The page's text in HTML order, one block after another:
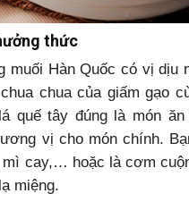
thức
muối Hàn Quốc có vị dịu
chua của giấm gạo
quế tây đúng là món
vị cho món chính.
cay,… hoặc là cơm
miệng.